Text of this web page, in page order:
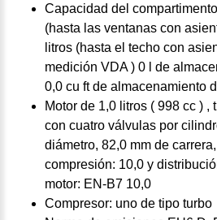
Capacidad del
(hasta las ventanas con
litros (hasta el techo con
medición VDA ) 0 l de
0,0 cu ft de almacenamiento
Motor de 1,0 litros ( 998 cc ) ,
con cuatro válvulas por
diámetro, 82,0 mm de
compresión: 10,0 y
motor: EN-B7 10,0
Compresor: uno de tipo turbo